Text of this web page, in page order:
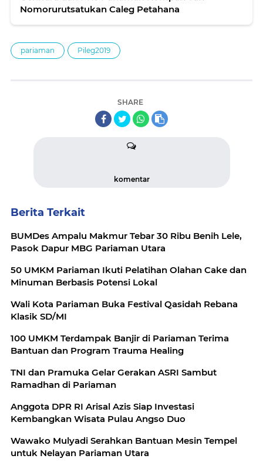
Nomorurutsatukan Caleg Petahana
pariaman Pileg2019
SHARE
komentar
Berita Terkait
BUMDes Ampalu Makmur Tebar 30 Ribu Benih Lele,
Pasok Dapur MBG Pariaman Utara
50 UMKM Pariaman Ikuti Pelatihan Olahan Cake dan
Minuman Berbasis Potensi Lokal
Wali Kota Pariaman Buka Festival Qasidah Rebana
Klasik SD/MI
100 UMKM Terdampak Banjir di Pariaman Terima
Bantuan dan Program Trauma Healing
TNI dan Pramuka Gelar Gerakan ASRI Sambut
Ramadhan di Pariaman
Anggota DPR RI Arisal Azis Siap Investasi
Kembangkan Wisata Pulau Angso Duo
Wawako Mulyadi Serahkan Bantuan Mesin Tempel
untuk Nelayan Pariaman Utara